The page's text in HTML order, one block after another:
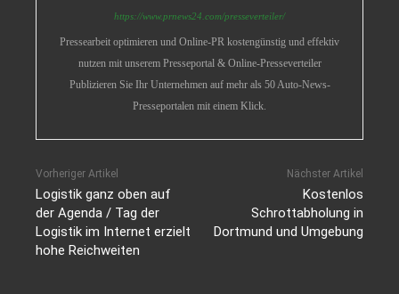
https://www.prnews24.com/presseverteiler/
Pressearbeit optimieren und Online-PR kostengünstig und effektiv
nutzen mit unserem Presseportal & Online-Presseverteiler
Publizieren Sie Ihr Unternehmen auf mehr als 50 Auto-News-
Presseportalen mit einem Klick.
Vorheriger Artikel
Logistik ganz oben auf
der Agenda / Tag der
Logistik im Internet erzielt
hohe Reichweiten
Nächster Artikel
Kostenlos
Schrottabholung in
Dortmund und Umgebung